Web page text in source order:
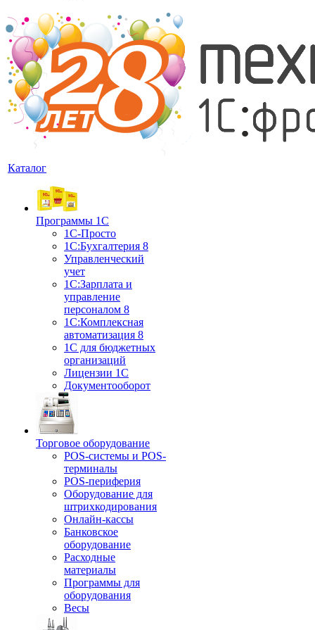
Каталог
Программы 1С
1С-Просто
1С:Бухгалтерия 8
Управленческий
учет
1С:Зарплата и
управление
персоналом 8
1C:Комплексная
автоматизация 8
1С для бюджетных
организаций
Лицензии 1С
Документооборот
Торговое оборудование
POS-системы и POS-
терминалы
POS-периферия
Оборудование для
штрихкодирования
Онлайн-кассы
Банковское
оборудование
Расходные
материалы
Программы для
оборудования
Весы